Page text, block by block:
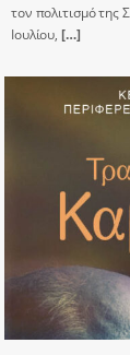
τον πολιτισμό
Ιουλίου, […]